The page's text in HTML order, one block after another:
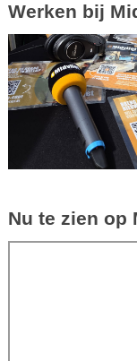
Werken bij
Nu te zien op